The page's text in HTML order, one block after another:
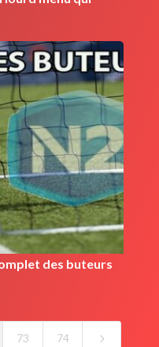
des buteurs
73 74 5